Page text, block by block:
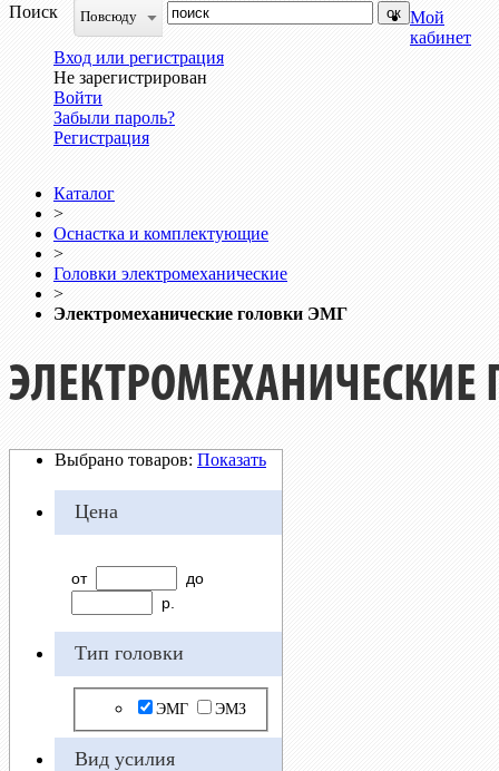
Поиск
Повсюду
Мой
кабинет
Вход или регистрация
Не зарегистрирован
Войти
Забыли пароль?
Регистрация
Каталог
>
Оснастка и комплектующие
>
Головки электромеханические
>
Электромеханические головки ЭМГ
ЭЛЕКТРОМЕХАНИЧЕСКИЕ
Выбрано товаров: Показать
Цена
от
до
р.
Тип головки
ЭМГ ЭМЗ
Вид усилия